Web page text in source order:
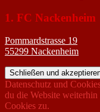
1. FC Nackenheim
Pommardstrasse 19
55299 Nackenheim
Datenschutz und
du die Website
Cookies zu.